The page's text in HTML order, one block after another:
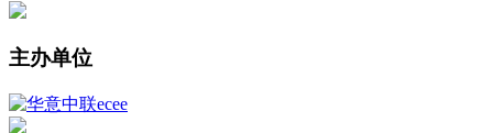
主办单位